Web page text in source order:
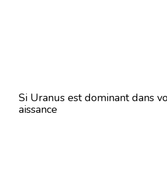
Si Uranus est dominant dans
aissance